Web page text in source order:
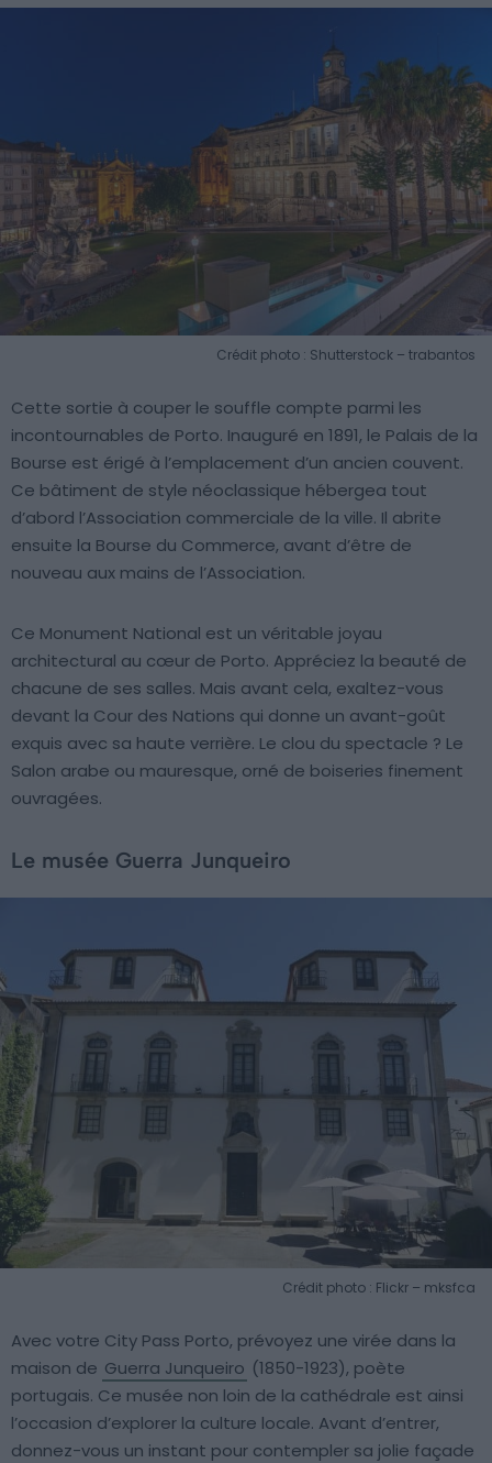
Crédit photo : Shutterstock – trabantos
Cette sortie à couper le souffle compte parmi les
incontournables de Porto. Inauguré en 1891, le Palais de la
Bourse est érigé à l’emplacement d’un ancien couvent.
Ce bâtiment de style néoclassique hébergea tout
d’abord l’Association commerciale de la ville. Il abrite
ensuite la Bourse du Commerce, avant d’être de
nouveau aux mains de l’Association.
Ce Monument National est un véritable joyau
architectural au cœur de Porto. Appréciez la beauté de
chacune de ses salles. Mais avant cela, exaltez-vous
devant la Cour des Nations qui donne un avant-goût
exquis avec sa haute verrière. Le clou du spectacle ? Le
Salon arabe ou mauresque, orné de boiseries finement
ouvragées.
Le musée Guerra Junqueiro
Crédit photo : Flickr – mksfca
Avec votre City Pass Porto, prévoyez une virée dans la
maison de Guerra Junqueiro (1850-1923), poète
portugais. Ce musée non loin de la cathédrale est ainsi
l’occasion d’explorer la culture locale. Avant d’entrer,
donnez-vous un instant pour contempler sa jolie façade